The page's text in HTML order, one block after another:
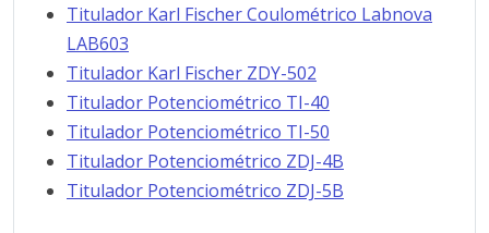
Titulador Karl Fischer Coulométrico Labnova
LAB603
Titulador Karl Fischer ZDY-502
Titulador Potenciométrico TI-40
Titulador Potenciométrico TI-50
Titulador Potenciométrico ZDJ-4B
Titulador Potenciométrico ZDJ-5B